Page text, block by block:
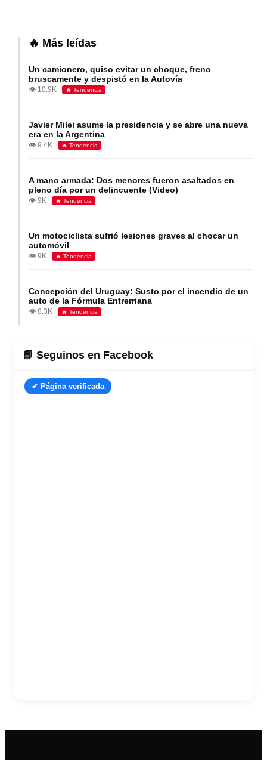
🔥 Más leídas
Un camionero, quiso evitar un choque, freno
bruscamente y despistó en la Autovía
👁️ 10.9K 🔥 Tendencia
Javier Milei asume la presidencia y se abre una nueva
era en la Argentina
👁️ 9.4K 🔥 Tendencia
A mano armada: Dos menores fueron asaltados en
pleno día por un delincuente (Video)
👁️ 9K 🔥 Tendencia
Un motociclista sufrió lesiones graves al chocar un
automóvil
👁️ 9K 🔥 Tendencia
Concepción del Uruguay: Susto por el incendio de un
auto de la Fórmula Entrerriana
👁️ 8.3K 🔥 Tendencia
📘 Seguinos en Facebook
✔ Página verificada